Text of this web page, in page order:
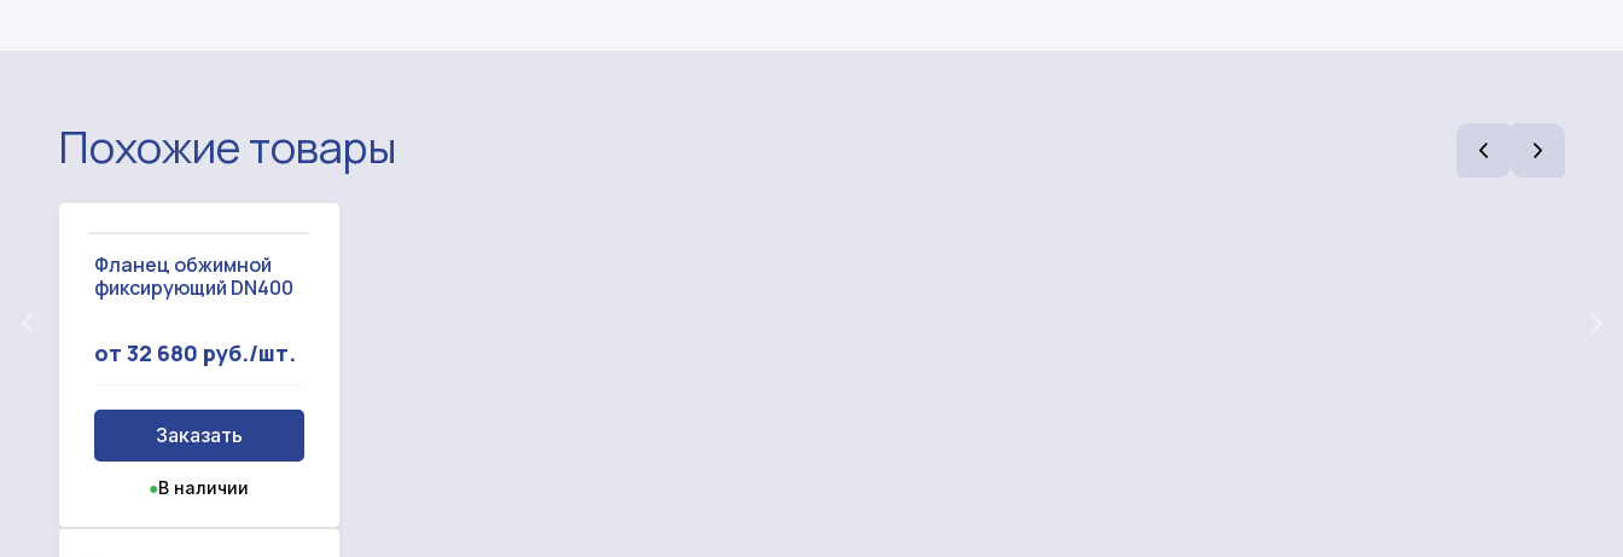
Похожие товары
Фланец обжимной
фиксирующий DN400
от 32 680 руб./шт.
Заказать
●В наличии